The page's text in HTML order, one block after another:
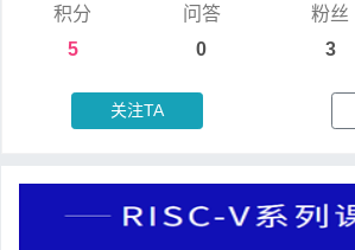
积分
5
问答
0
粉丝
3
关注TA